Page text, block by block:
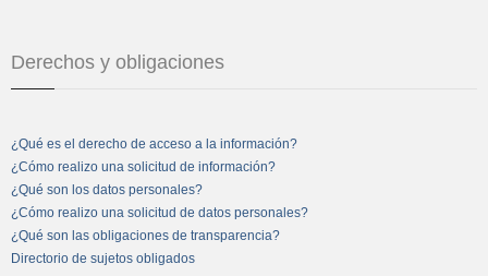
Derechos y obligaciones
¿Qué es el derecho de acceso a la información?
¿Cómo realizo una solicitud de información?
¿Qué son los datos personales?
¿Cómo realizo una solicitud de datos personales?
¿Qué son las obligaciones de transparencia?
Directorio de sujetos obligados